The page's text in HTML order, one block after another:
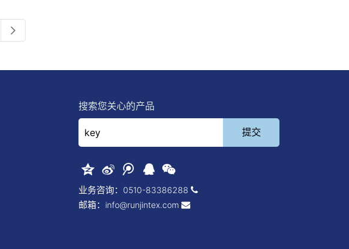
搜索您关心的产品
业务咨询： 0510-83386288
邮箱： info@runjintex.com